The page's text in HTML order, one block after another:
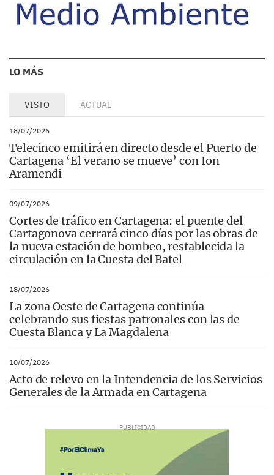
LO MÁS
VISTO ACTUAL
18/07/2026
Telecinco emitirá en directo desde el Puerto de
Cartagena ‘El verano se mueve’ con Ion
Aramendi
09/07/2026
Cortes de tráfico en Cartagena: el puente del
Cartagonova cerrará cinco días por las obras de
la nueva estación de bombeo, restablecida la
circulación en la Cuesta del Batel
18/07/2026
La zona Oeste de Cartagena continúa
celebrando sus fiestas patronales con las de
Cuesta Blanca y La Magdalena
10/07/2026
Acto de relevo en la Intendencia de los Servicios
Generales de la Armada en Cartagena